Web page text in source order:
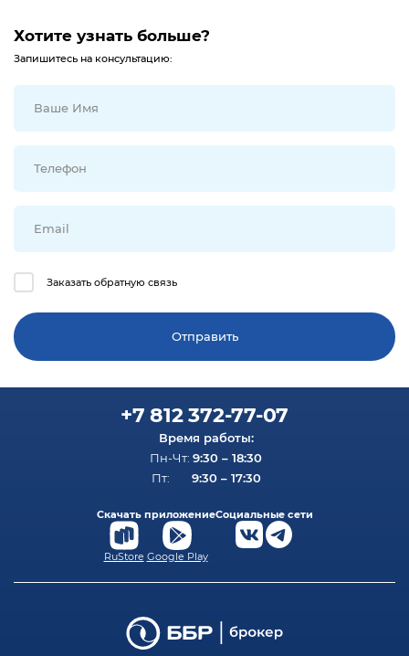
Хотите узнать больше?
Запишитесь на консультацию:
Заказать обратную связь
+7 812 372-77-07
Время работы:
Пн-Чт: 9:30 – 18:30
Пт: 9:30 – 17:30
Скачать приложение
RuStore Google Play
Социальные сети